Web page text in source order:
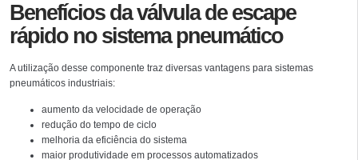
Benefícios da válvula de escape
rápido no sistema pneumático
A utilização desse componente traz diversas vantagens para sistemas
pneumáticos industriais:
aumento da velocidade de operação
redução do tempo de ciclo
melhoria da eficiência do sistema
maior produtividade em processos automatizados